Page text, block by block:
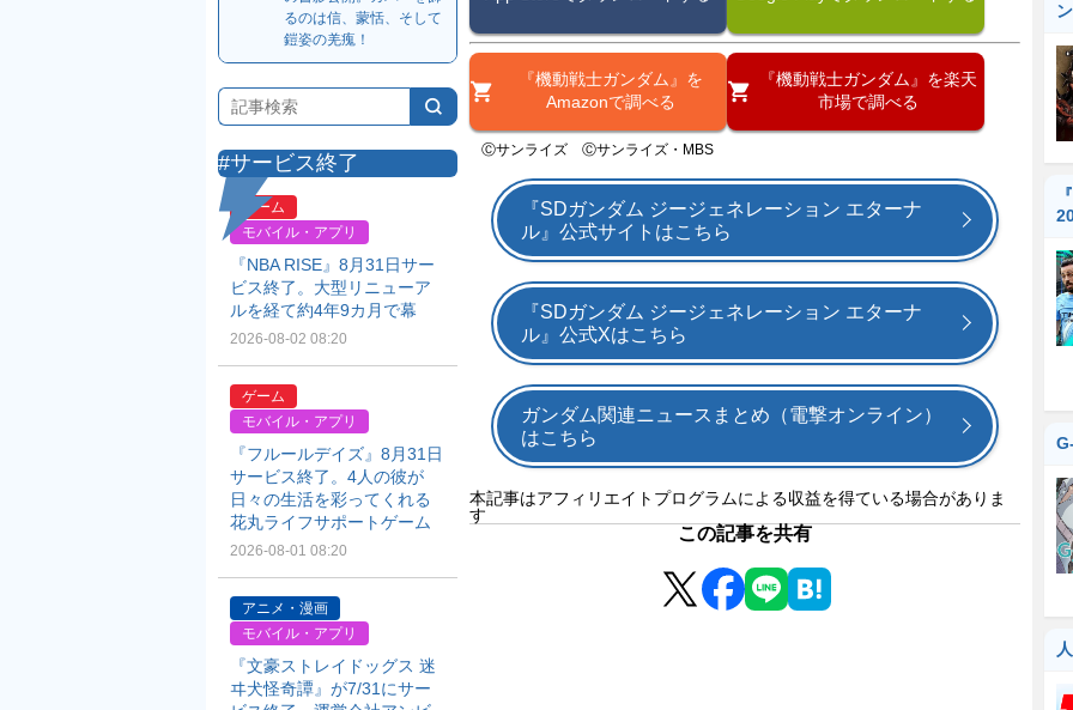
『機動戦士ガンダム』を
Amazonで調べる
『機動戦士ガンダム』を楽天
市場で調べる
Ⓒサンライズ Ⓒサンライズ・MBS
『SDガンダム ジージェネレーション エターナ
ル』公式サイトはこちら
『SDガンダム ジージェネレーション エターナ
ル』公式Xはこちら
ガンダム関連ニュースまとめ（電撃オンライン）
はこちら
本記事はアフィリエイトプログラムによる収益を得ている場合がありま
す
この記事を共有
るのは信、蒙恬、そして
鎧姿の羌瘣！
#サービス終了
ゲーム
モバイル・アプリ
『NBA RISE』8月31日サー
ビス終了。大型リニューア
ルを経て約4年9カ月で幕
2026-08-02 08:20
ゲーム
モバイル・アプリ
『フルールデイズ』8月31日
サービス終了。4人の彼が
日々の生活を彩ってくれる
花丸ライフサポートゲーム
2026-08-01 08:20
アニメ・漫画
モバイル・アプリ
『文豪ストレイドッグス 迷
ヰ犬怪奇譚』が7/31にサー